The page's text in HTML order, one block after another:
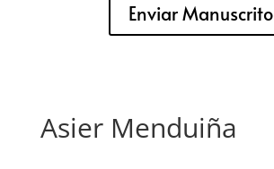
Enviar Manuscrito
Asier Menduiña